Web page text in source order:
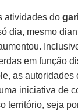
atividades do
dia, mesmo
em função
as autoridades
iniciativa de
território, seja